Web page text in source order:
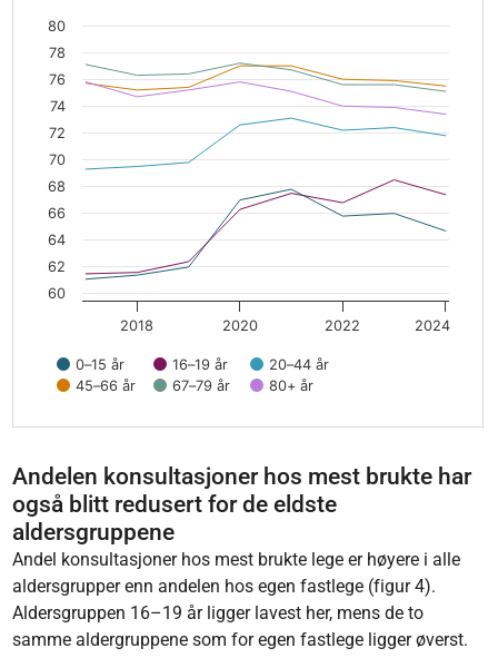
The chart has 1 X axis displaying values. Data ranges from
The chart has 1 Y axis displaying categories. Data range:
0–15 år 16–19 år
20–44 år
45–66 år
67–79 år 80+ år
2018 2020 2022 2024
60
62
64
66
68
70
72
74
76
78
80
Andelen konsultasjoner hos mest brukte har
også blitt redusert for de eldste
aldersgruppene
Andel konsultasjoner hos mest brukte lege er høyere i alle
aldersgrupper enn andelen hos egen fastlege (figur 4).
Aldersgruppen 16–19 år ligger lavest her, mens de to
samme aldergruppene som for egen fastlege ligger øverst.